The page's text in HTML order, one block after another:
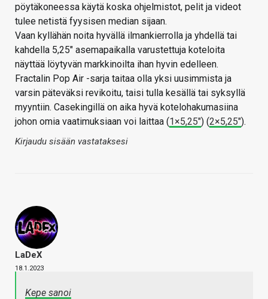
pöytäkoneessa käytä koska ohjelmistot, pelit ja videot
tulee netistä fyysisen median sijaan.
Vaan kyllähän noita hyvällä ilmankierrolla ja yhdellä tai
kahdella 5,25" asemapaikalla varustettuja koteloita
näyttää löytyvän markkinoilta ihan hyvin edelleen.
Fractalin Pop Air -sarja taitaa olla yksi uusimmista ja
varsin päteväksi revikoitu, taisi tulla kesällä tai syksyllä
myyntiin. Casekingillä on aika hyvä kotelohakumasiina
johon omia vaatimuksiaan voi laittaa (1×5,25") (2×5,25").
Kirjaudu sisään vastataksesi
LaDeX
18.1.2023
Kepe sanoi